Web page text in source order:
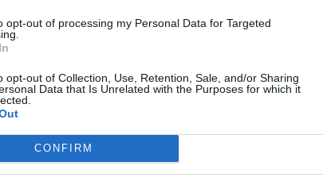
opt-out of processing my Personal Data for Targeted
opt-out of Collection, Use, Retention, Sale, and/or Sharing
Data that Is Unrelated with the Purposes for which it
CONFIRM
Volkswagen